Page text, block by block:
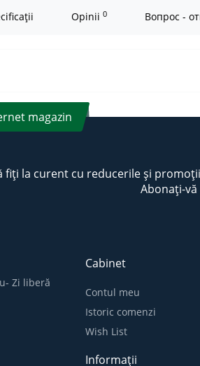
Opinii 0 Вопрос -
magazin
fiți la curent cu reducerile și
Abonați-
Zi liberă
Cabinet
Contul meu
Istoric comenzi
Wish List
Informații